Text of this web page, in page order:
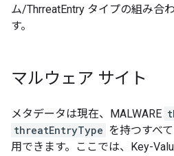
ム/ThrreatEntry タイプの組み合
す。
マルウェア サイト
メタデータは現在、MALWARE
threatEntryType を持つすべ
用できます。ここでは、Key-